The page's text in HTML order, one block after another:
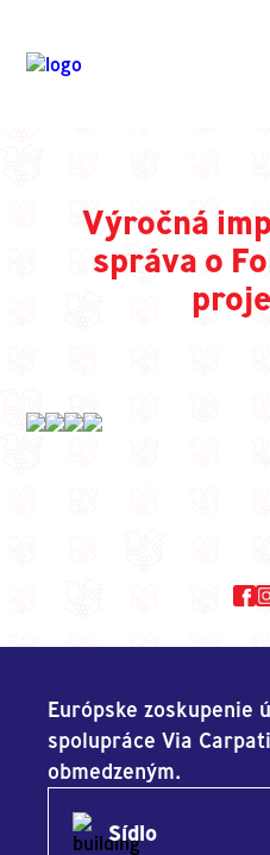
Výročná
správa o
Európske zoskupenie
spolupráce Via
obmedzeným.
Sídlo